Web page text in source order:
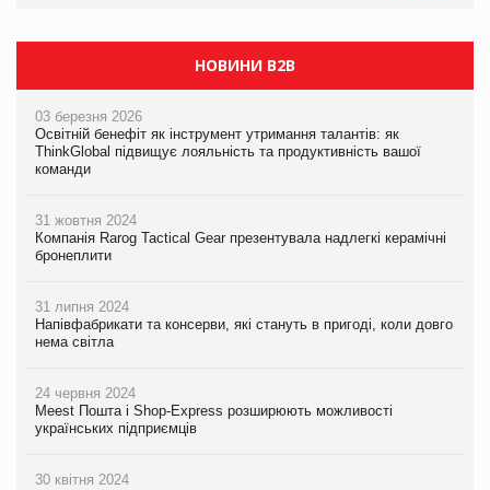
НОВИНИ B2B
03 березня 2026
Освітній бенефіт як інструмент утримання талантів: як
ThinkGlobal підвищує лояльність та продуктивність вашої
команди
31 жовтня 2024
Компанія Rarog Tactical Gear презентувала надлегкі керамічні
бронеплити
31 липня 2024
Напівфабрикати та консерви, які стануть в пригоді, коли довго
нема світла
24 червня 2024
Meest Пошта і Shop-Express розширюють можливості
українських підприємців
30 квітня 2024